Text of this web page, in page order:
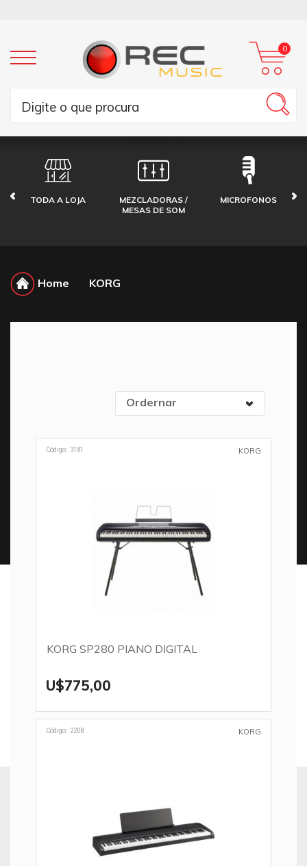
0
TODA A LOJA
MEZCLADORAS /
MESAS DE SOM
MICROFONOS
Home KORG
Ordernar
Código: 3181 KORG
KORG SP280 PIANO DIGITAL
U$775,00
Código: 2208 KORG